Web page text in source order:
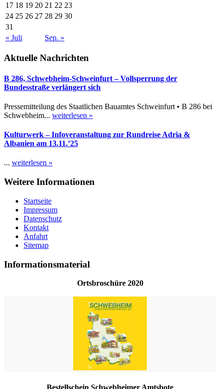
17 18 19 20 21 22 23
24 25 26 27 28 29 30
31
« Juli
Sep. »
Aktuelle Nachrichten
B 286, Schwebheim-Schweinfurt – Vollsperrung der
Bundesstraße verlängert sich
Pressemitteilung des Staatlichen Bauamtes Schweinfurt • B 286 bei
Schwebheim... weiterlesen »
Kulturwerk – Infoveranstaltung zur Rundreise Adria &
Albanien am 13.11.’25
... weiterlesen »
Weitere Informationen
Startseite
Impressum
Datenschutz
Kontakt
Anfahrt
Sitemap
Informationsmaterial
Ortsbroschüre 2020